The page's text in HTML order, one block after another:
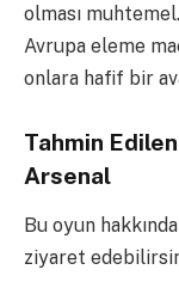
olması
Avrupa eleme
onlara hafif bir
Tahmin
Arsenal
Bu oyun
ziyaret